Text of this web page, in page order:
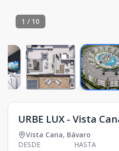
1 / 10
URBE LUX - Vista
Vista Cana, Bávaro
DESDE
HASTA